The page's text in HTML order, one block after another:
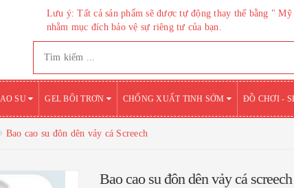
Lưu ý: Tất cả sản phẩm sẽ được tự động thay thế bằng "
nhằm mục đích bảo vệ sự riêng tư của bạn.
SU GEL BÔI TRƠN CHỐNG XUẤT TINH SỚM ĐỒ CHƠI -
Bao cao su đôn dên vảy cá Screech
Bao cao su đôn dên vảy cá screech